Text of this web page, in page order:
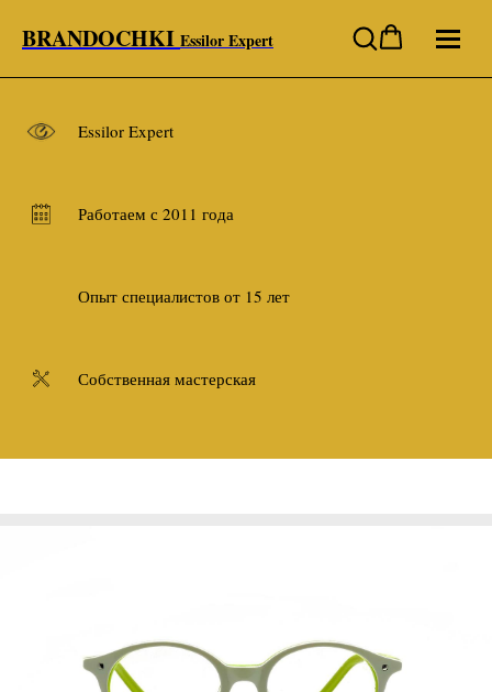
BRANDOCHKI Essilor Expert
Essilor Expert
Работаем с 2011 года
Опыт специалистов от 15 лет
Собственная мастерская